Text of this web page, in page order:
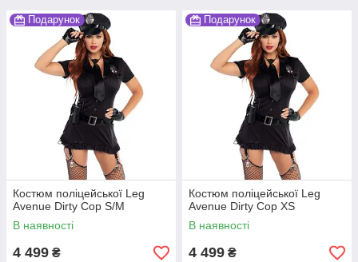
Подарунок
Костюм поліцейської Leg
Avenue Dirty Cop S/M
В наявності
4 499 ₴
Подарунок
Костюм поліцейської Leg
Avenue Dirty Cop XS
В наявності
4 499 ₴